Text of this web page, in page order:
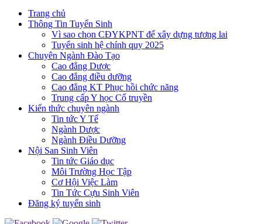
Trang chủ
Thông Tin Tuyển Sinh
Vì sao chọn CĐYKPNT để xây dựng tương lai
Tuyển sinh hệ chính quy 2025
Chuyên Ngành Đào Tạo
Cao đẳng Dược
Cao đẳng điều dưỡng
Cao đẳng KT Phục hồi chức năng
Trung cấp Y học Cổ truyền
Kiến thức chuyên ngành
Tin tức Y Tế
Ngành Dược
Ngành Điều Dưỡng
Nội San Sinh Viên
Tin tức Giáo dục
Môi Trường Học Tập
Cơ Hội Việc Làm
Tin Tức Cựu Sinh Viên
Đăng ký tuyển sinh